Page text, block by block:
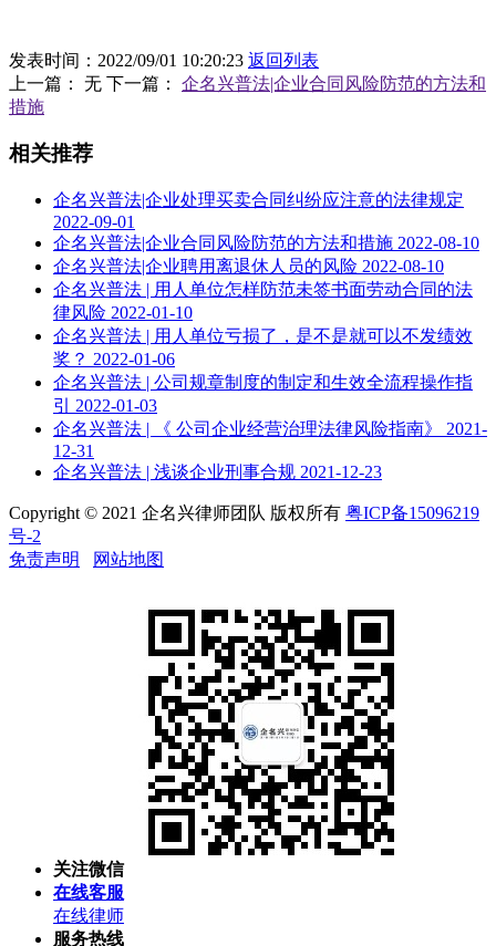
发表时间：2022/09/01 10:20:23 返回列表
上一篇： 无 下一篇： 企名兴普法|企业合同风险防范的方法和
措施
相关推荐
企名兴普法|企业处理买卖合同纠纷应注意的法律规定
2022-09-01
企名兴普法|企业合同风险防范的方法和措施 2022-08-10
企名兴普法|企业聘用离退休人员的风险 2022-08-10
企名兴普法 | 用人单位怎样防范未签书面劳动合同的法
律风险 2022-01-10
企名兴普法 | 用人单位亏损了，是不是就可以不发绩效
奖？ 2022-01-06
企名兴普法 | 公司规章制度的制定和生效全流程操作指
引 2022-01-03
企名兴普法 | 《 公司企业经营治理法律风险指南》 2021-
12-31
企名兴普法 | 浅谈企业刑事合规 2021-12-23
Copyright © 2021 企名兴律师团队 版权所有 粤ICP备15096219
号-2
免责声明
网站地图
关注微信
在线客服
在线律师
服务热线